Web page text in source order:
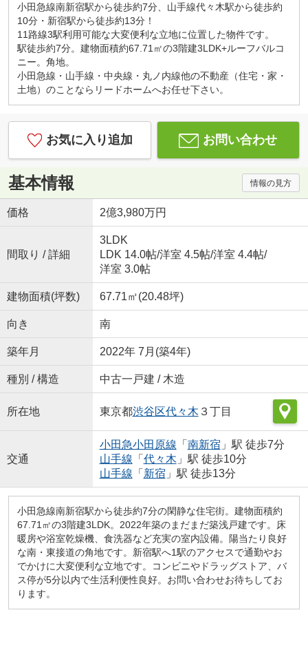
小田急線南新宿駅から徒歩約7分、山手線代々木駅から徒歩約
10分・新宿駅から徒歩約13分！
11路線3駅利用可能な大変便利な立地に位置した物件です。
駅徒歩約7分。建物面積約67.71㎡の3階建3LDK+ルーフバルコ
ニー。角地。
小田急線・山手線・中央線・丸ノ内線他の不動産（住宅・家・
土地）のことならリードホームへお任せ下さい。
お気に入り追加 お問い合わせ
基本情報 情報の見方
価格 2億3,980万円
間取り / 詳細
3LDK
LDK 14.0帖/洋室 4.5帖/洋室 4.4帖/
洋室 3.0帖
建物面積(坪数) 67.71㎡(20.48坪)
向き 南
築年月 2022年 7月(築4年)
種別 / 構造 中古一戸建 / 木造
所在地 東京都渋谷区代々木 ３丁目
交通
小田急小田原線 「 南新宿 」駅 徒歩7分
山手線 「 代々木 」駅 徒歩10分
山手線 「 新宿 」駅 徒歩13分
小田急線南新宿駅から徒歩約7分の閑静な住宅街。建物面積約
67.71㎡の3階建3LDK。2022年築のまだまだ築浅戸建です。床
暖房や浴室乾燥機、食洗器など充実の室内設備。陽当たり良好
な南・東接道の角地です。新宿駅へ1駅のアクセスで通勤やお
でかけに大変便利な立地です。コンビニやドラッグストア、バ
ス停が5分以内で生活利便性良好。お問い合わせお待ちしてお
ります。